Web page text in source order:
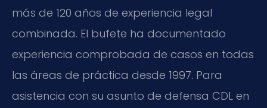
más de 120 años de experiencia legal
combinada. El bufete ha documentado
experiencia comprobada de casos en todas
las áreas de práctica desde 1997. Para
asistencia con su asunto de defensa CDL en